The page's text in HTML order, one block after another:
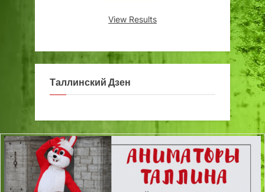
View Results
Таллинский Дзен